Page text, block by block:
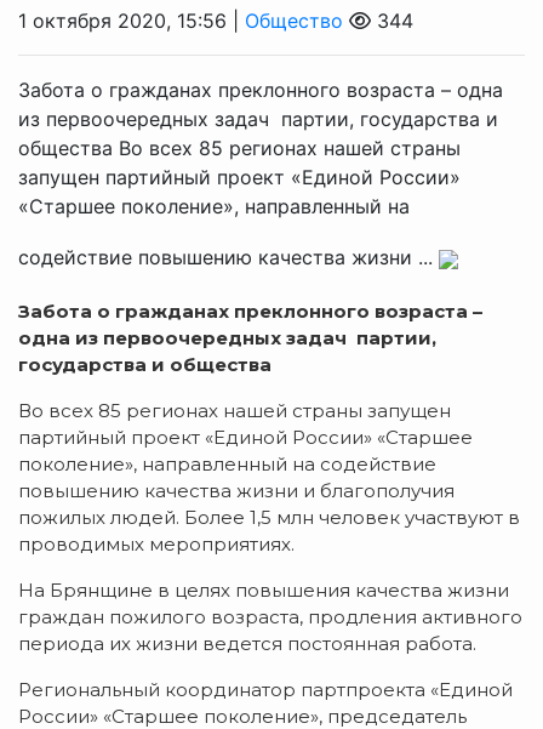
1 октября 2020, 15:56 | Общество 344
Забота о гражданах преклонного возраста – одна
из первоочередных задач партии, государства и
общества Во всех 85 регионах нашей страны
запущен партийный проект «Единой России»
«Старшее поколение», направленный на
содействие повышению качества жизни ...
Забота о гражданах преклонного возраста –
одна из первоочередных задач партии,
государства и общества
Во всех 85 регионах нашей страны запущен
партийный проект «Единой России» «Старшее
поколение», направленный на содействие
повышению качества жизни и благополучия
пожилых людей. Более 1,5 млн человек участвуют в
проводимых мероприятиях.
На Брянщине в целях повышения качества жизни
граждан пожилого возраста, продления активного
периода их жизни ведется постоянная работа.
Региональный координатор партпроекта «Единой
России» «Старшее поколение», председатель